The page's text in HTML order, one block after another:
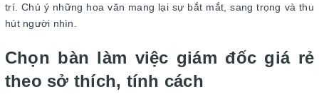
trí. Chú ý những hoa văn mang lại sự bắt mắt, sang trọng và thu
hút người nhìn.
Chọn bàn làm việc giám đốc giá rẻ
theo sở thích, tính cách